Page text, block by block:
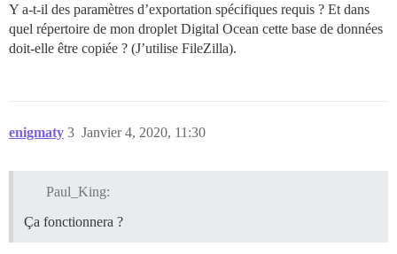
Y a-t-il des paramètres d’exportation spécifiques requis ? Et dans
quel répertoire de mon droplet Digital Ocean cette base de données
doit-elle être copiée ? (J’utilise FileZilla).
enigmaty Janvier 4, 2020, 11:30
3
Paul_King:
Ça fonctionnera ?